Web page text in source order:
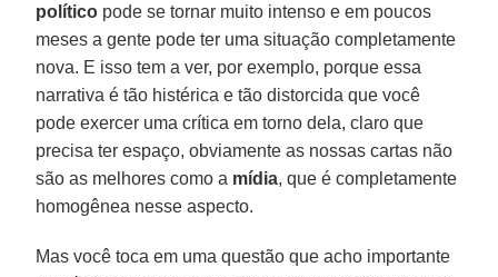
político pode se tornar muito intenso e em poucos
meses a gente pode ter uma situação completamente
nova. E isso tem a ver, por exemplo, porque essa
narrativa é tão histérica e tão distorcida que você
pode exercer uma crítica em torno dela, claro que
precisa ter espaço, obviamente as nossas cartas não
são as melhores como a mídia, que é completamente
homogênea nesse aspecto.
Mas você toca em uma questão que acho importante